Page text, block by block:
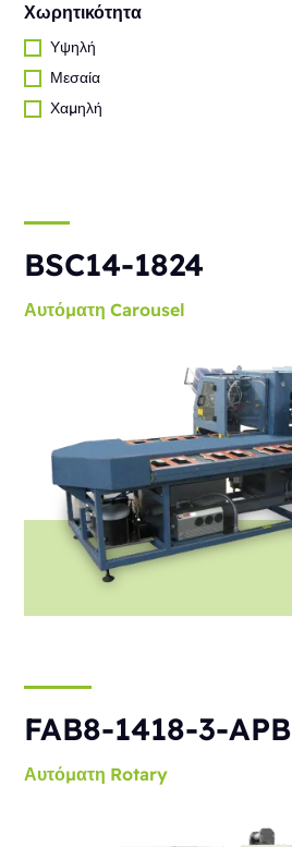
Χωρητικότητα
Υψηλή
Μεσαία
Χαμηλή
BSC14-1824
Αυτόματη Carousel
FAB8-1418-3-APB
Αυτόματη Rotary